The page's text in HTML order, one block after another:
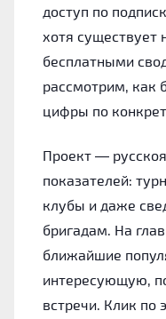
доступ по
хотя существует
бесплатными
рассмотрим, как
цифры по
Проект —
показателей:
клубы и даже
бригадам. На
ближайшие
интересующую,
встречи. Клик по